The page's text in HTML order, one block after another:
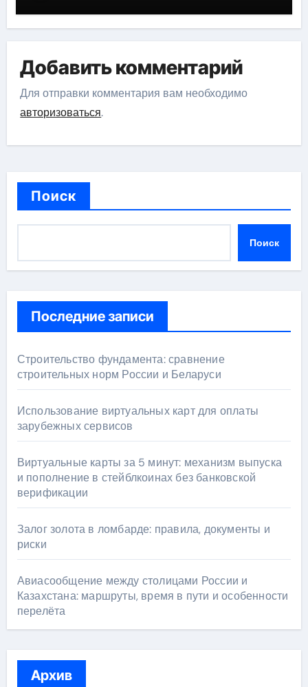
Добавить комментарий
Для отправки комментария вам необходимо
авторизоваться.
Поиск
Поиск
Последние записи
Строительство фундамента: сравнение
строительных норм России и Беларуси
Использование виртуальных карт для оплаты
зарубежных сервисов
Виртуальные карты за 5 минут: механизм выпуска
и пополнение в стейблкоинах без банковской
верификации
Залог золота в ломбарде: правила, документы и
риски
Авиасообщение между столицами России и
Казахстана: маршруты, время в пути и особенности
перелёта
Архив